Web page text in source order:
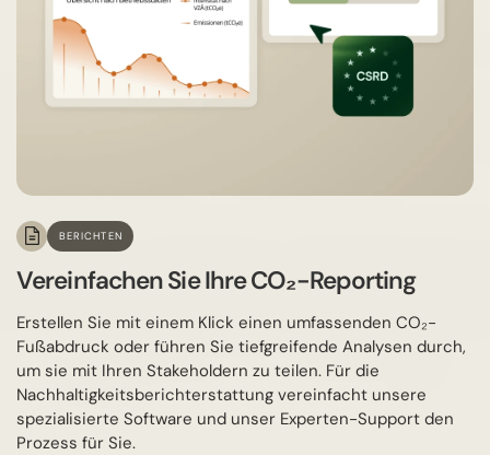
BERICHTEN
Vereinfachen Sie Ihre CO₂-Reporting
Erstellen Sie mit einem Klick einen umfassenden CO₂-
Fußabdruck oder führen Sie tiefgreifende Analysen durch,
um sie mit Ihren Stakeholdern zu teilen. Für die
Nachhaltigkeitsberichterstattung vereinfacht unsere
spezialisierte Software und unser Experten-Support den
Prozess für Sie.